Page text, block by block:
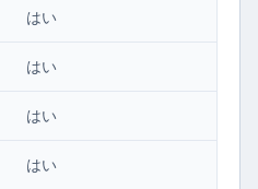
はい
はい
はい
はい